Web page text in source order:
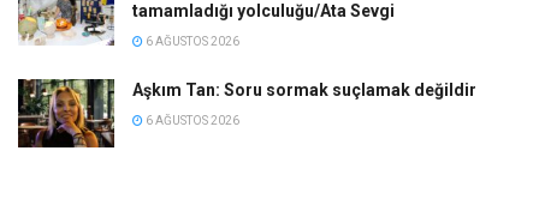
tamamladığı yolculuğu/Ata Sevgi
6 AĞUSTOS 2026
Aşkım Tan: Soru sormak suçlamak değildir
6 AĞUSTOS 2026